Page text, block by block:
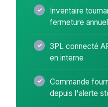
Inventaire
fermeture
3PL connecté
en interne
Commande
depuis l'alerte